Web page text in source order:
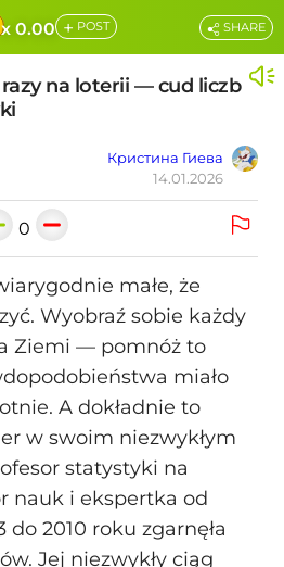
x 0.00 + POST
na loterii — cud liczb
Кристина Гиева
14.01.2026
SHARE
0
małe, że
Wyobraź sobie każdy
Ziemi — pomnóż to
miało
A dokładnie to
w swoim niezwykłym
statystyki na
nauk i ekspertka od
do 2010 roku zgarnęła
Jej niezwykły ciąg